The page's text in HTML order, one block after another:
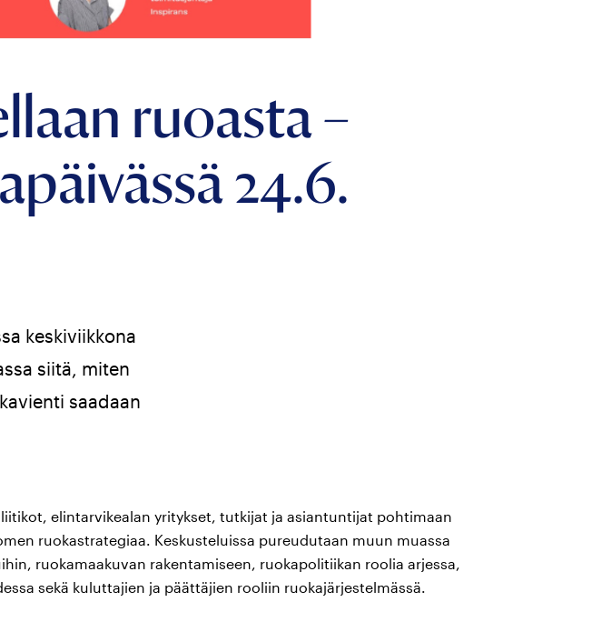
ruoasta –
24.6.
keskiviikkona
siitä, miten
saadaan
elintarvikealan yritykset, tutkijat ja asiantuntijat pohtimaan
ruokastrategiaa. Keskusteluissa pureudutaan muun muassa
ruokamaakuvan rakentamiseen, ruokapolitiikan roolia arjessa,
sekä kuluttajien ja päättäjien rooliin ruokajärjestelmässä.